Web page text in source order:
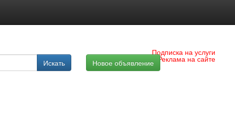
Подписка на услуги
Реклама на сайте
Искать Новое объявление